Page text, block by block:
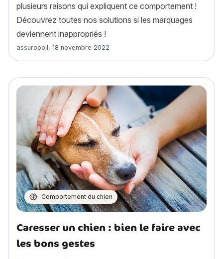
plusieurs raisons qui expliquent ce comportement !
Découvrez toutes nos solutions si les marquages
deviennent inappropriés !
Article rédigé par
assuropoil, 18 novembre 2022
Comportement du chien
Caresser un chien : bien le faire avec
les bons gestes